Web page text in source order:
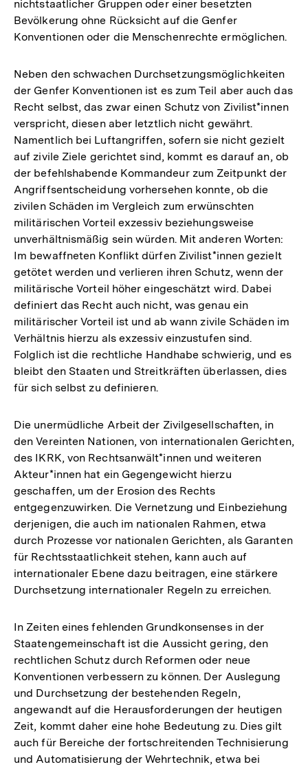
nichtstaatlicher Gruppen oder einer besetzten
Bevölkerung ohne Rücksicht auf die Genfer
Konventionen oder die Menschenrechte ermöglichen.
Neben den schwachen Durchsetzungsmöglichkeiten
der Genfer Konventionen ist es zum Teil aber auch das
Recht selbst, das zwar einen Schutz von Zivilist*innen
verspricht, diesen aber letztlich nicht gewährt.
Namentlich bei Luftangriffen, sofern sie nicht gezielt
auf zivile Ziele gerichtet sind, kommt es darauf an, ob
der befehlshabende Kommandeur zum Zeitpunkt der
Angriffsentscheidung vorhersehen konnte, ob die
zivilen Schäden im Vergleich zum erwünschten
militärischen Vorteil exzessiv beziehungsweise
unverhältnismäßig sein würden. Mit anderen Worten:
Im bewaffneten Konflikt dürfen Zivilist*innen gezielt
getötet werden und verlieren ihren Schutz, wenn der
militärische Vorteil höher eingeschätzt wird. Dabei
definiert das Recht auch nicht, was genau ein
militärischer Vorteil ist und ab wann zivile Schäden im
Verhältnis hierzu als exzessiv einzustufen sind.
Folglich ist die rechtliche Handhabe schwierig, und es
bleibt den Staaten und Streitkräften überlassen, dies
für sich selbst zu definieren.
Die unermüdliche Arbeit der Zivilgesellschaften, in
den Vereinten Nationen, von internationalen Gerichten,
des IKRK, von Rechtsanwält*innen und weiteren
Akteur*innen hat ein Gegengewicht hierzu
geschaffen, um der Erosion des Rechts
entgegenzuwirken. Die Vernetzung und Einbeziehung
derjenigen, die auch im nationalen Rahmen, etwa
durch Prozesse vor nationalen Gerichten, als Garanten
für Rechtsstaatlichkeit stehen, kann auch auf
internationaler Ebene dazu beitragen, eine stärkere
Durchsetzung internationaler Regeln zu erreichen.
In Zeiten eines fehlenden Grundkonsenses in der
Staatengemeinschaft ist die Aussicht gering, den
rechtlichen Schutz durch Reformen oder neue
Konventionen verbessern zu können. Der Auslegung
und Durchsetzung der bestehenden Regeln,
angewandt auf die Herausforderungen der heutigen
Zeit, kommt daher eine hohe Bedeutung zu. Dies gilt
auch für Bereiche der fortschreitenden Technisierung
und Automatisierung der Wehrtechnik, etwa bei